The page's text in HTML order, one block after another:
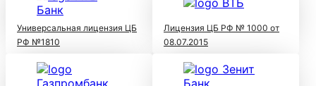
Универсальная лицензия ЦБ
РФ №1810
Лицензия ЦБ РФ № 1000 от
08.07.2015